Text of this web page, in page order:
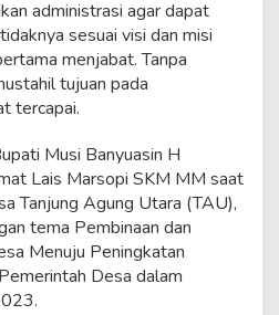
e
l
a
r
P
e
b
n
a
a
n
a
administrasi agar dapat
sesuai visi dan misi
menjabat. Tanpa
tujuan pada
tercapai.
Musi Banyuasin H
Lais Marsopi SKM MM saat
Tanjung Agung Utara (TAU),
tema Pembinaan dan
Menuju Peningkatan
Desa dalam